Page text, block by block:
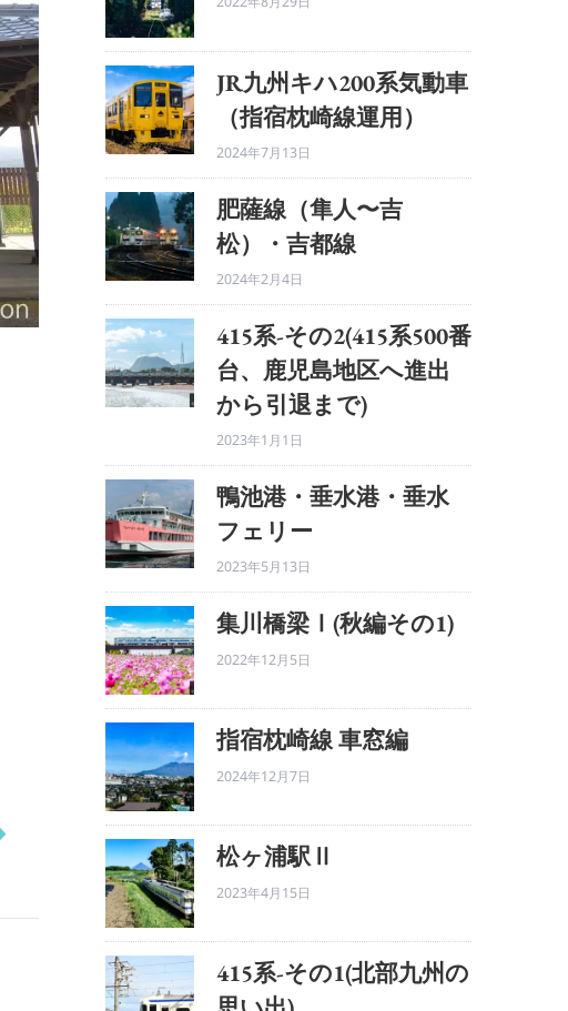
JR九州キハ200系気動車
（指宿枕崎線運用）
2024年7月13日
肥薩線（隼人〜吉
松）・吉都線
2024年2月4日
415系-その2(415系500番
台、鹿児島地区へ進出
から引退まで)
2023年1月1日
鴨池港・垂水港・垂水
フェリー
2023年5月13日
集川橋梁Ⅰ(秋編その1)
2022年12月5日
指宿枕崎線 車窓編
2024年12月7日
松ヶ浦駅Ⅱ
2023年4月15日
415系-その1(北部九州の